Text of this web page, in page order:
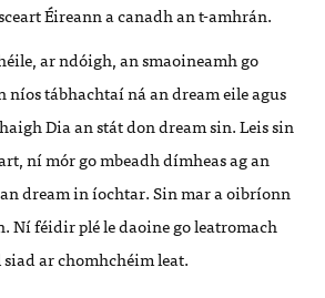
Éireann a canadh an t-amhrán.
ar ndóigh, an smaoineamh go
tábhachtaí ná an dream eile agus
Dia an stát don dream sin. Leis sin
ní mór go mbeadh dímheas ag an
dream in íochtar. Sin mar a oibríonn
Ní féidir plé le daoine go leatromach
ar chomhchéim leat.